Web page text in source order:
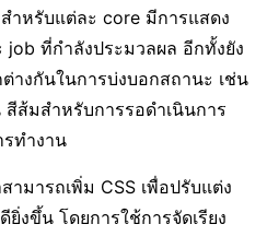
ำหรับแต่ละ core มีการแสดง
ที่กำลังประมวลผล อีกทั้งยัง
างกันในการบ่งบอกสถานะ เช่น
ส้มสำหรับการรอดำเนินการ
ทำงาน
ามารถเพิ่ม CSS เพื่อปรับแต่ง
งขึ้น โดยการใช้การจัดเรียง